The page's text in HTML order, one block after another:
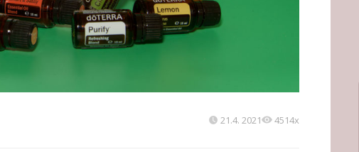
21.4. 2021 4514x